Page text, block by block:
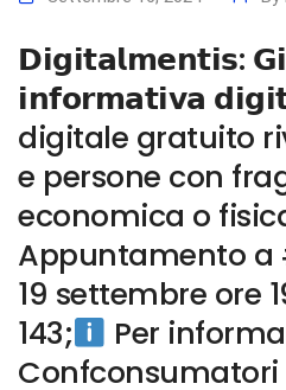
𝗗𝗶𝗴𝗶𝘁𝗮𝗹𝗺𝗲𝗻𝘁𝗶𝘀:
𝗶𝗻𝗳𝗼𝗿𝗺𝗮𝘁𝗶𝘃𝗮
digitale gratuito
e persone con
economica o
Appuntamento a
19 settembre ore
143;
Per
Confconsumatori